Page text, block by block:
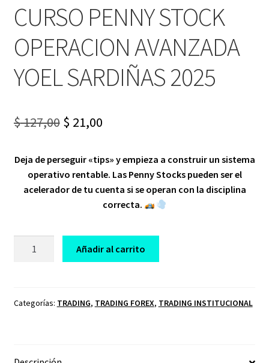
CURSO PENNY STOCK
OPERACION AVANZADA
YOEL SARDIÑAS 2025
$127,00 Original
was:
$ 127,00.
$ 21,00Current
is:
$ 21,00.
Deja de perseguir «tips» y empieza a construir un sistema
operativo rentable. Las Penny Stocks pueden ser el
acelerador de tu cuenta si se operan con la disciplina
correcta.
AVANZADA
Añadir al carrito
Categorías: TRADING, TRADING FOREX, TRADING INSTITUCIONAL